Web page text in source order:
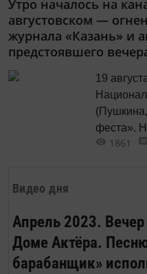
Видео дня
Апрель 2023.
Доме Актёра.
барабанщик»
Утро началось на
августовском —
журнала «Казань» и
предстоявшего
19
феста».
1861